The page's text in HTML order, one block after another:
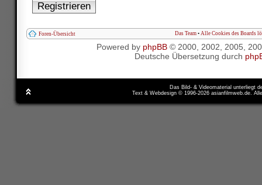
Registrieren
Foren-Übersicht Das Team • Alle Cookies des Boards
Powered by phpBB© 2000, 2002, 2005,
Deutsche Übersetzung durch
Das Bild- & Videomaterial unterliegt
Text & Webdesign © 1996-2026 asianfilmweb.de.